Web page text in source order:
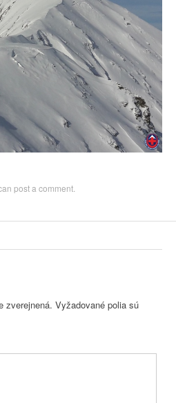
post a comment
zverejnená. Vyžadované polia sú